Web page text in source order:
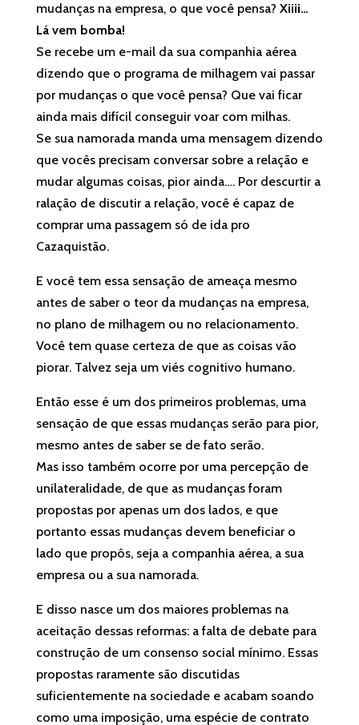
mudanças na empresa, o que você pensa? Xiiii…
Lá vem bomba!
Se recebe um e-mail da sua companhia aérea
dizendo que o programa de milhagem vai passar
por mudanças o que você pensa? Que vai ficar
ainda mais difícil conseguir voar com milhas.
Se sua namorada manda uma mensagem dizendo
que vocês precisam conversar sobre a relação e
mudar algumas coisas, pior ainda…. Por descurtir a
ralação de discutir a relação, você é capaz de
comprar uma passagem só de ida pro
Cazaquistão.
E você tem essa sensação de ameaça mesmo
antes de saber o teor da mudanças na empresa,
no plano de milhagem ou no relacionamento.
Você tem quase certeza de que as coisas vão
piorar. Talvez seja um viés cognitivo humano.
Então esse é um dos primeiros problemas, uma
sensação de que essas mudanças serão para pior,
mesmo antes de saber se de fato serão.
Mas isso também ocorre por uma percepção de
unilateralidade, de que as mudanças foram
propostas por apenas um dos lados, e que
portanto essas mudanças devem beneficiar o
lado que propôs, seja a companhia aérea, a sua
empresa ou a sua namorada.
E disso nasce um dos maiores problemas na
aceitação dessas reformas: a falta de debate para
construção de um consenso social mínimo. Essas
propostas raramente são discutidas
suficientemente na sociedade e acabam soando
como uma imposição, uma espécie de contrato